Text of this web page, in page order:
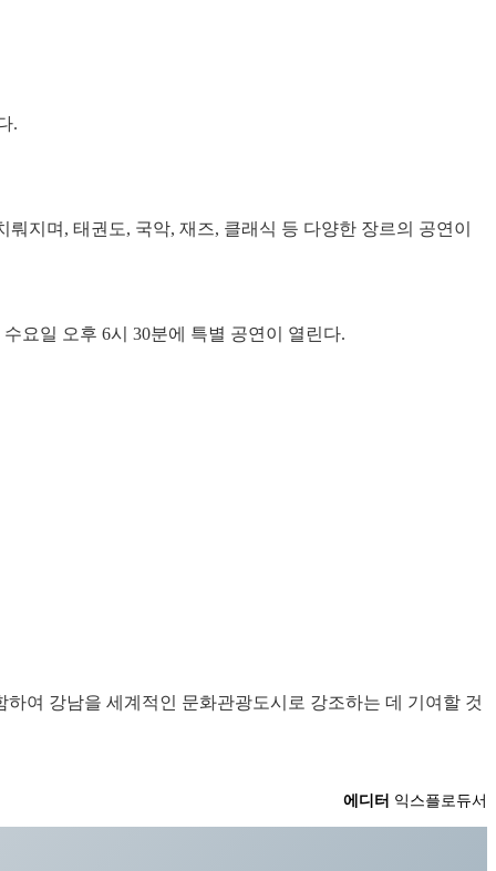
.
지며, 태권도, 국악, 재즈, 클래식 등 다양한 장르의 공연이
요일 오후 6시 30분에 특별 공연이 열린다.
여 강남을 세계적인 문화관광도시로 강조하는 데 기여할 것
에디터 익스플로듀서